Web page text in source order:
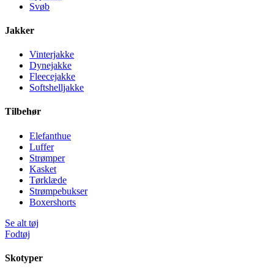
Svøb
Jakker
Vinterjakke
Dynejakke
Fleecejakke
Softshelljakke
Tilbehør
Elefanthue
Luffer
Strømper
Kasket
Tørklæde
Strømpebukser
Boxershorts
Se alt tøj
Fodtøj
Skotyper